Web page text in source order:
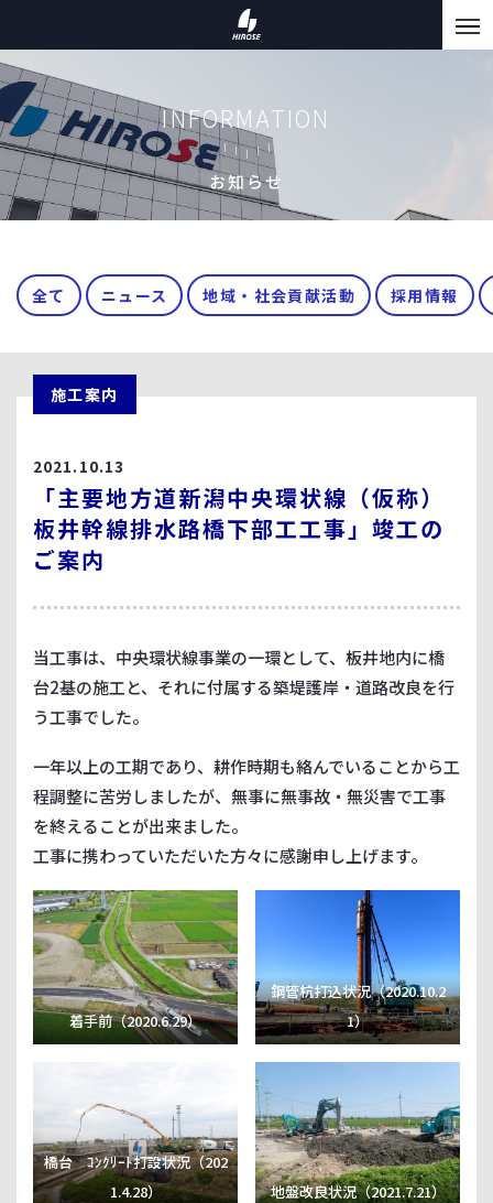
INFORMATION
お知らせ
全て ニュース 地域・社会貢献活動 採用情報
施工案内
2021.10.13
「主要地方道新潟中央環状線（仮称）
板井幹線排水路橋下部工工事」竣工の
ご案内
当工事は、中央環状線事業の一環として、板井地内に橋
台2基の施工と、それに付属する築堤護岸・道路改良を行
う工事でした。
一年以上の工期であり、耕作時期も絡んでいることから工
程調整に苦労しましたが、無事に無事故・無災害で工事
を終えることが出来ました。
工事に携わっていただいた方々に感謝申し上げます。
着手前（2020.6.29）
鋼管杭打込状況（2020.10.2
1）
橋台 ｺﾝｸﾘｰﾄ打設状況（202
1.4.28）
地盤改良状況（2021.7.21）